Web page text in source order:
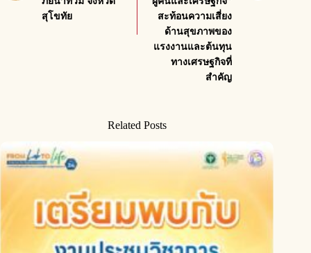
สุโขทัย
สะท้อนความเสี่ยง
ด้านสุขภาพของ
แรงงานและต้นทุน
ทางเศรษฐกิจที่
สำคัญ
Related Posts